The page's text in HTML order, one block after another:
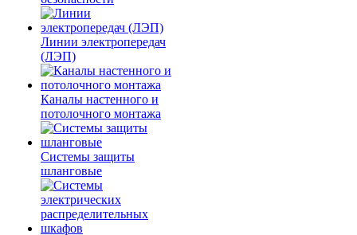
Линии электропередач
(ЛЭП)
Каналы настенного и
потолочного монтажа
Системы защиты
шланговые